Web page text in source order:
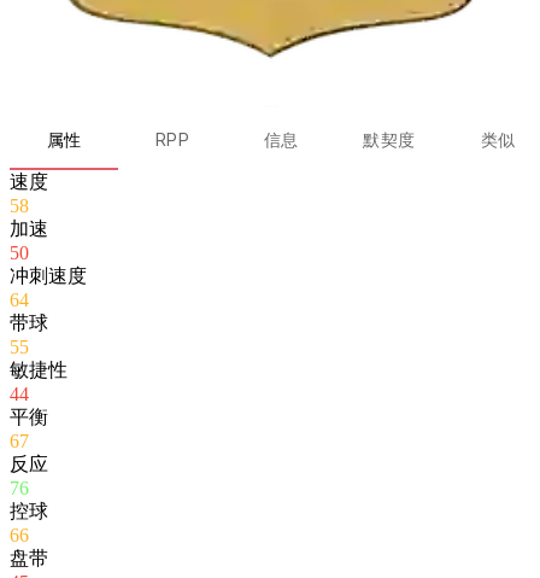
属性 RPP 信息 默契度 类似
速度
58
加速
50
冲刺速度
64
带球
55
敏捷性
44
平衡
67
反应
76
控球
66
盘带